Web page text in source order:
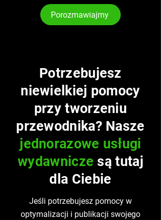
Porozmawiajmy
Potrzebujesz
niewielkiej pomocy
przy tworzeniu
przewodnika? Nasze
jednorazowe usługi
wydawnicze są tutaj
dla Ciebie
Jeśli potrzebujesz pomocy w
optymalizacji i publikacji swojego